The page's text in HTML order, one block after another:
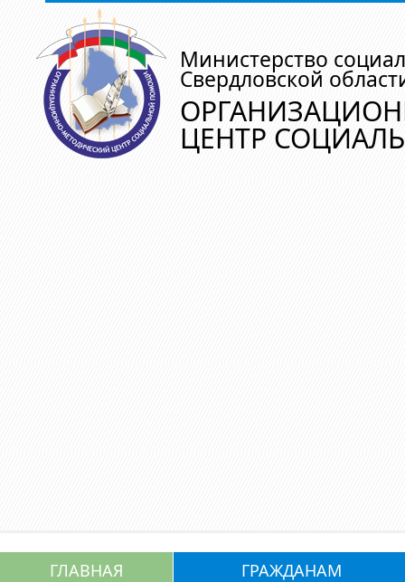
Министерство
Свердловской
ЦЕНТР
ГЛАВНАЯ ГРАЖДАНАМ